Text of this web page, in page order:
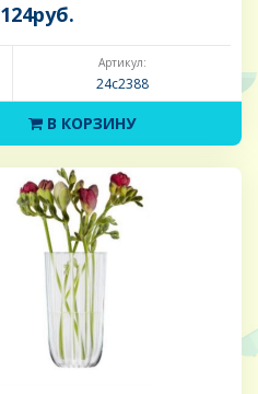
124руб.
Артикул:
24с2388
В КОРЗИНУ